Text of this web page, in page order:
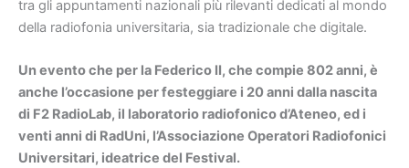
tra gli appuntamenti nazionali più rilevanti dedicati al mondo
della radiofonia universitaria, sia tradizionale che digitale.
Un evento che per la Federico II, che compie 802 anni, è
anche l’occasione per festeggiare i 20 anni dalla nascita
di F2 RadioLab, il laboratorio radiofonico d’Ateneo, ed i
venti anni di RadUni, l’Associazione Operatori Radiofonici
Universitari, ideatrice del Festival.